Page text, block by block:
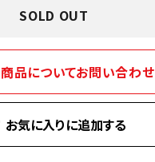
SOLD OUT
品についてお問い合わせ